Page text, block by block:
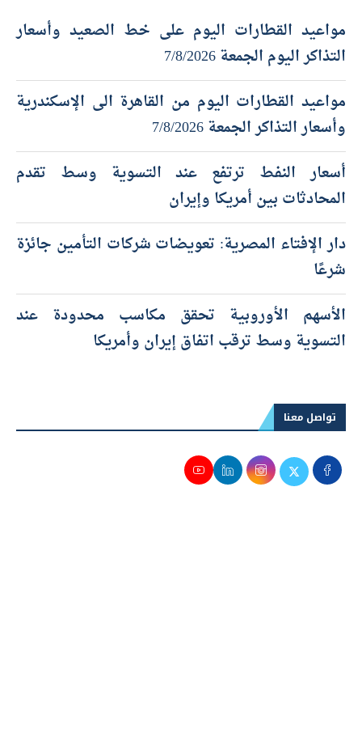
أحدث المقالات
مواعيد القطارات اليوم على خط الصعيد وأسعار
التذاكر اليوم الجمعة 7/8/2026
مواعيد القطارات اليوم من القاهرة الى الإسكندرية
وأسعار التذاكر الجمعة 7/8/2026
أسعار النفط ترتفع عند التسوية وسط تقدم
المحادثات بين أمريكا وإيران
دار الإفتاء المصرية: تعويضات شركات التأمين جائزة
شرعًا
الأسهم الأوروبية تحقق مكاسب محدودة عند
تواصل معنا